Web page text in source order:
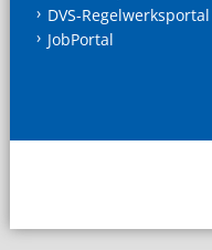
DVS-Regelwerksportal
JobPortal